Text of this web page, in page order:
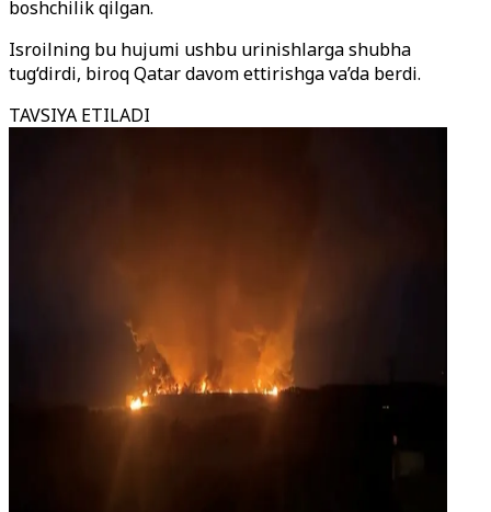
boshchilik qilgan.
Isroilning bu hujumi ushbu urinishlarga shubha
tug‘dirdi, biroq Qatar davom ettirishga va’da berdi.
TAVSIYA ETILADI